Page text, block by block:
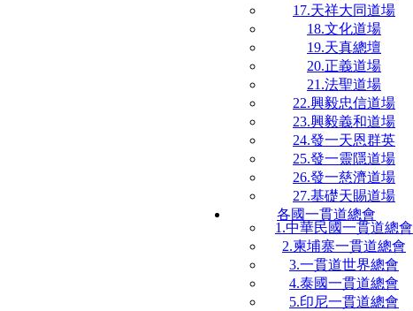
17.天祥大同道場
18.文化道場
19.天真總壇
20.正義道場
21.法聖道場
22.興毅忠信道場
23.興毅義和道場
24.發一天恩群英
25.發一靈隱道場
26.發一慈濟道場
27.基礎天賜道場
各國一貫道總會
1.中華民國一貫道總會
2.柬埔寨一貫道總會
3.一貫道世界總會
4.泰國一貫道總會
5.印尼一貫道總會